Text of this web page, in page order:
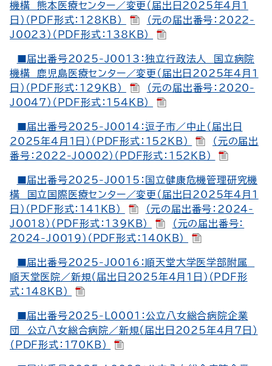
機構 熊本医療センター／変更（届出日2025年4月1
日）（PDF形式：128KB）
（元の届出番号：2022-
J0023）（PDF形式：138KB）
■届出番号2025-J0013：独立行政法人 国立病院
機構 鹿児島医療センター／変更（届出日2025年4月1
日）（PDF形式：129KB）
（元の届出番号：2020-
J0047）（PDF形式：154KB）
■届出番号2025-J0014：逗子市／中止（届出日
2025年4月1日）（PDF形式：152KB）
（元の届出
番号：2022-J0002）（PDF形式：152KB）
■届出番号2025-J0015：国立健康危機管理研究機
構 国立国際医療センター／変更（届出日2025年4月1
日）（PDF形式：141KB）
（元の届出番号：2024-
J0018）（PDF形式：139KB）
（元の届出番号：
2024-J0019）（PDF形式：140KB）
■届出番号2025-J0016：順天堂大学医学部附属
順天堂医院／新規（届出日2025年4月1日）（PDF形
式：148KB）
■届出番号2025-L0001：公立八女総合病院企業
団 公立八女総合病院／新規（届出日2025年4月7日）
（PDF形式：170KB）